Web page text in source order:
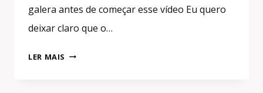
galera antes de começar esse vídeo Eu quero
deixar claro que o…
LER MAIS CASAGRANDE